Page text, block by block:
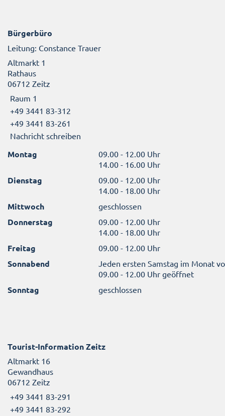
Bürgerbüro
Leitung: Constance Trauer
Altmarkt 1
Rathaus
06712 Zeitz
Raum 1
+49 3441 83-312
+49 3441 83-261
Nachricht schreiben
Montag
09.00 - 12.00 Uhr
14.00 - 16.00 Uhr
Dienstag
09.00 - 12.00 Uhr
14.00 - 18.00 Uhr
Mittwoch geschlossen
Donnerstag
09.00 - 12.00 Uhr
14.00 - 18.00 Uhr
Freitag 09.00 - 12.00 Uhr
Sonnabend
Jeden ersten Samstag im Monat
09.00 - 12.00 Uhr geöffnet
Sonntag geschlossen
Tourist-Information Zeitz
Altmarkt 16
Gewandhaus
06712 Zeitz
+49 3441 83-291
+49 3441 83-292